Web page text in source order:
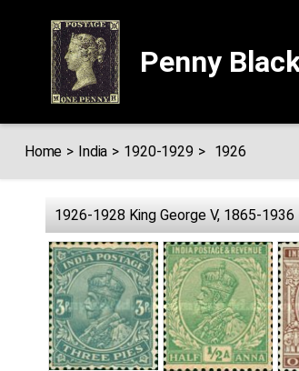
Penny
Home > India > 1920-1929 > 1926
1926-1928 King George V, 1865-